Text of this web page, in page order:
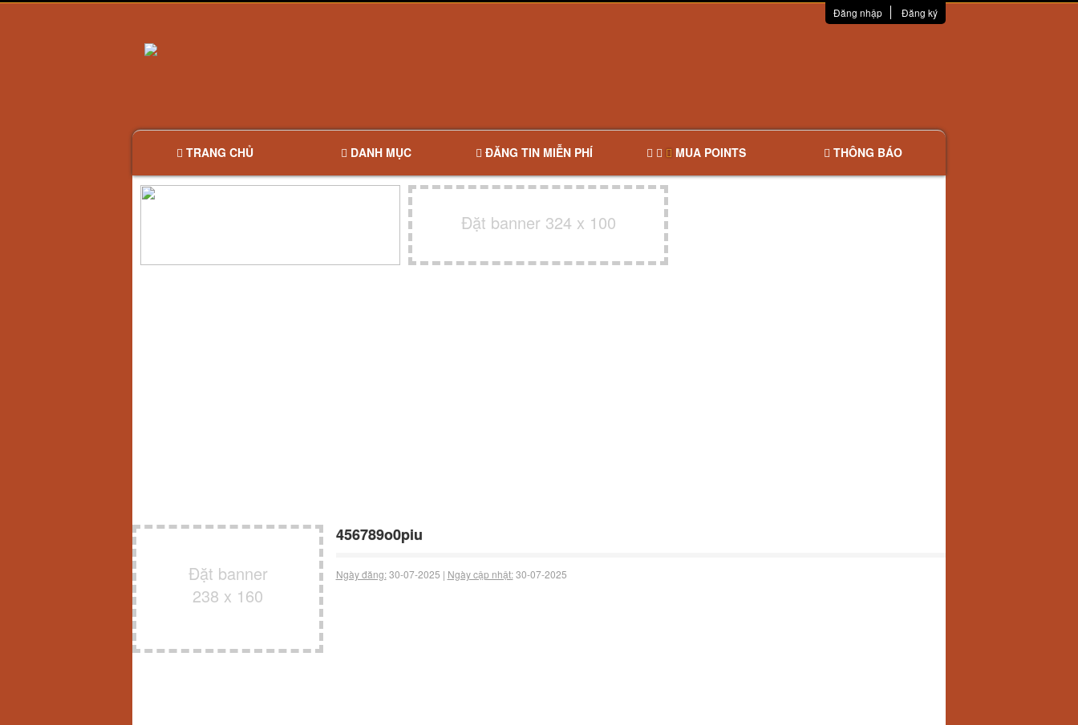
Đăng nhập Đăng ký
TRANG CHỦ DANH MỤC ĐĂNG TIN MIỄN PHÍ MUA POINTS THÔNG BÁO
Đặt banner 324 x 100
Đặt banner
238 x 160
456789o0piu
Ngày đăng:30-07-2025 | Ngày cập nhật:30-07-2025